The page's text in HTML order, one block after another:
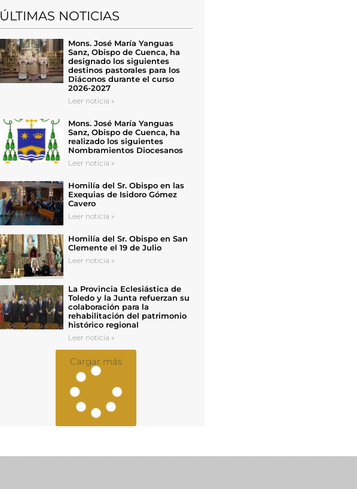
ÚLTIMAS NOTICIAS
Mons. José María Yanguas
Sanz, Obispo de Cuenca, ha
designado los siguientes
destinos pastorales para los
Diáconos durante el curso
2026-2027
Leer noticia »
Mons. José María Yanguas
Sanz, Obispo de Cuenca, ha
realizado los siguientes
Nombramientos Diocesanos
Leer noticia »
Homilía del Sr. Obispo en las
Exequias de Isidoro Gómez
Cavero
Leer noticia »
Homilía del Sr. Obispo en San
Clemente el 19 de Julio
Leer noticia »
La Provincia Eclesiástica de
Toledo y la Junta refuerzan su
colaboración para la
rehabilitación del patrimonio
histórico regional
Leer noticia »
Cargar más